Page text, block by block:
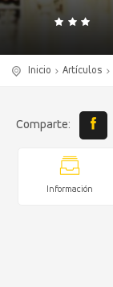
Inicio Artículos
Comparte:
Información